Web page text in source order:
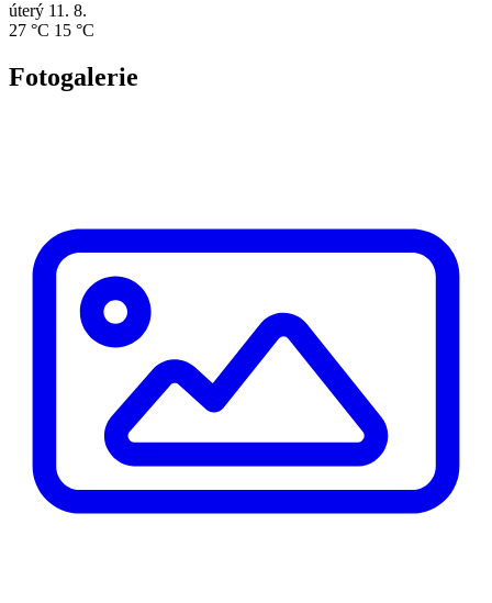
úterý 11. 8.
27 °C 15 °C
Fotogalerie